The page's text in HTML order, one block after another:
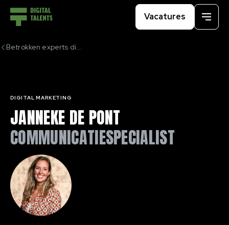
Vacatures
Menu
Betrokken experts di...
JANNEKE DE PONT
COMMUNICATIESPECIALIST
DIGITAL MARKETING